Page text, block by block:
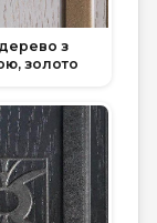
з
золото